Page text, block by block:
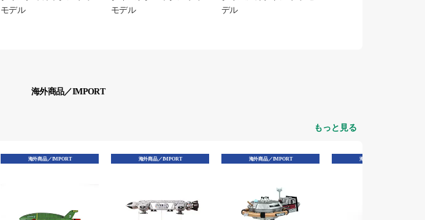
モデル
モデル
デル
海外商品／IMPORT
もっと見る
海外商品／IMPORT 海外商品／IMPORT 海外商品／IMPORT 海外商品／IMPORT